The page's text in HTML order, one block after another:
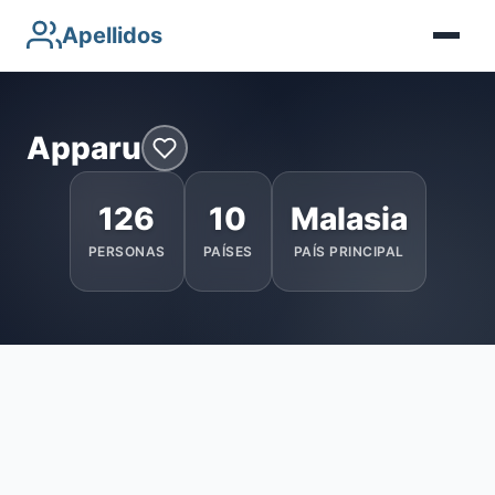
Apellidos
Apparu
126
PERSONAS
10
PAÍSES
Malasia
PAÍS PRINCIPAL